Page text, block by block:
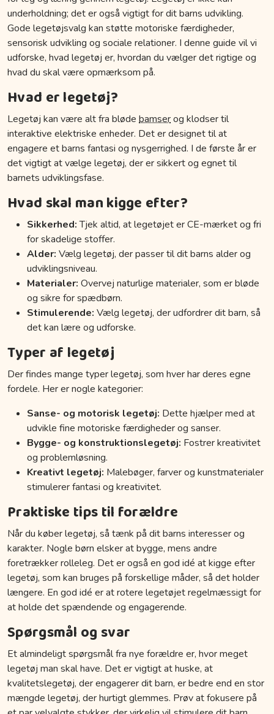
underholdning; det er også vigtigt for dit barns udvikling.
Gode legetøjsvalg kan støtte motoriske færdigheder,
sensorisk udvikling og sociale relationer. I denne guide vil vi
udforske, hvad legetøj er, hvordan du vælger det rigtige og
hvad du skal være opmærksom på.
Hvad er legetøj?
Legetøj kan være alt fra bløde bamserog klodser til
interaktive elektriske enheder. Det er designet til at
engagere et barns fantasi og nysgerrighed. I de første år er
det vigtigt at vælge legetøj, der er sikkert og egnet til
barnets udviklingsfase.
Hvad skal man kigge efter?
Sikkerhed:Tjek altid, at legetøjet er CE-mærket og fri
for skadelige stoffer.
Alder: Vælg legetøj, der passer til dit barns alder og
udviklingsniveau.
Materialer: Overvej naturlige materialer, som er bløde
og sikre for spædbørn.
Stimulerende: Vælg legetøj, der udfordrer dit barn, så
det kan lære og udforske.
Typer af legetøj
Der findes mange typer legetøj, som hver har deres egne
fordele. Her er nogle kategorier:
Sanse- og motorisk legetøj: Dette hjælper med at
udvikle fine motoriske færdigheder og sanser.
Bygge- og konstruktionslegetøj: Fostrer kreativitet
og problemløsning.
Kreativt legetøj: Malebøger, farver og kunstmaterialer
stimulerer fantasi og kreativitet.
Praktiske tips til forældre
Når du køber legetøj, så tænk på dit barns interesser og
karakter. Nogle børn elsker at bygge, mens andre
foretrækker rolleleg. Det er også en god idé at kigge efter
legetøj, som kan bruges på forskellige måder, så det holder
længere. En god idé er at rotere legetøjet regelmæssigt for
at holde det spændende og engagerende.
Spørgsmål og svar
Et almindeligt spørgsmål fra nye forældre er, hvor meget
legetøj man skal have. Det er vigtigt at huske, at
kvalitetslegetøj, der engagerer dit barn, er bedre end en stor
mængde legetøj, der hurtigt glemmes. Prøv at fokusere på